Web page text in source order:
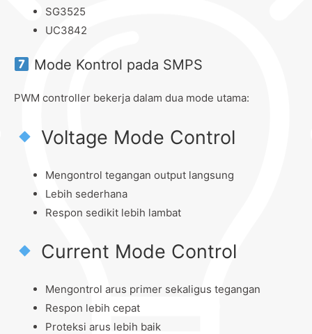
SG3525
UC3842
Mode Kontrol pada SMPS
PWM controller bekerja dalam dua mode utama:
Voltage Mode Control
Mengontrol tegangan output langsung
Lebih sederhana
Respon sedikit lebih lambat
Current Mode Control
Mengontrol arus primer sekaligus tegangan
Respon lebih cepat
Proteksi arus lebih baik